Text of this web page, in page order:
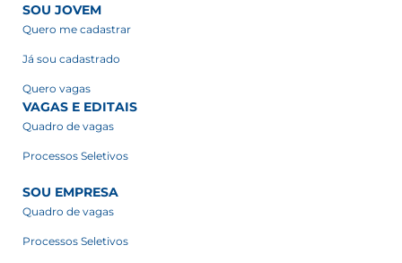
SOU JOVEM
Quero me cadastrar
Já sou cadastrado
Quero vagas
VAGAS E EDITAIS
Quadro de vagas
Processos Seletivos
SOU EMPRESA
Quadro de vagas
Processos Seletivos